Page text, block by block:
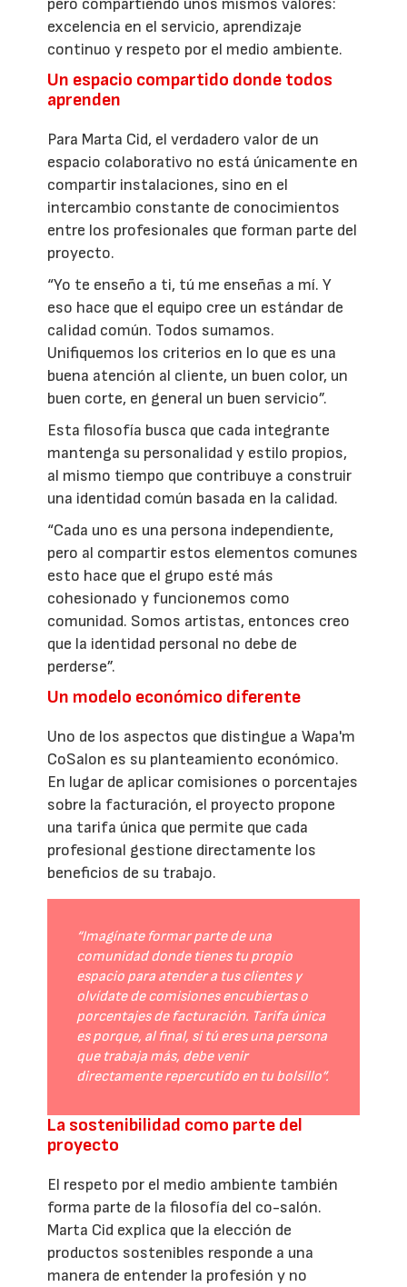
pero compartiendo unos mismos valores:
excelencia en el servicio, aprendizaje
continuo y respeto por el medio ambiente.
Un espacio compartido donde todos
aprenden
Para Marta Cid, el verdadero valor de un
espacio colaborativo no está únicamente en
compartir instalaciones, sino en el
intercambio constante de conocimientos
entre los profesionales que forman parte del
proyecto.
“Yo te enseño a ti, tú me enseñas a mí. Y
eso hace que el equipo cree un estándar de
calidad común. Todos sumamos.
Unifiquemos los criterios en lo que es una
buena atención al cliente, un buen color, un
buen corte, en general un buen servicio”.
Esta filosofía busca que cada integrante
mantenga su personalidad y estilo propios,
al mismo tiempo que contribuye a construir
una identidad común basada en la calidad.
“Cada uno es una persona independiente,
pero al compartir estos elementos comunes
esto hace que el grupo esté más
cohesionado y funcionemos como
comunidad. Somos artistas, entonces creo
que la identidad personal no debe de
perderse”.
Un modelo económico diferente
Uno de los aspectos que distingue a Wapa'm
CoSalon es su planteamiento económico.
En lugar de aplicar comisiones o porcentajes
sobre la facturación, el proyecto propone
una tarifa única que permite que cada
profesional gestione directamente los
beneficios de su trabajo.
“Imagínate formar parte de una
comunidad donde tienes tu propio
espacio para atender a tus clientes y
olvídate de comisiones encubiertas o
porcentajes de facturación. Tarifa única
es porque, al final, si tú eres una persona
que trabaja más, debe venir
directamente repercutido en tu bolsillo”.
La sostenibilidad como parte del
proyecto
El respeto por el medio ambiente también
forma parte de la filosofía del co-salón.
Marta Cid explica que la elección de
productos sostenibles responde a una
manera de entender la profesión y no